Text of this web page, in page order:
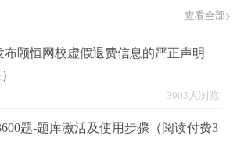
查看全部>
布颐恒网校虚假退费信息的严正声明
3903人浏览
题-题库激活及使用步骤（阅读付费3